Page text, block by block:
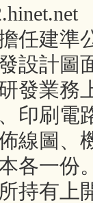
任建準
設計圖
發業務
印刷電
線圖、
各一份
持有上